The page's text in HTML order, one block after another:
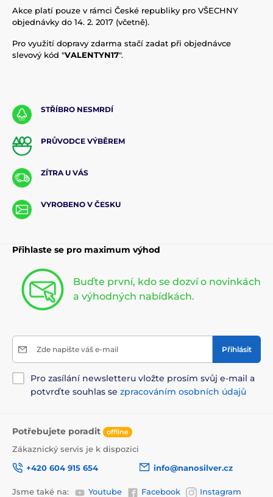
Akce platí pouze v rámci České republiky pro VŠECHNY
objednávky do 14. 2. 2017 (včetně).
Pro využití dopravy zdarma stačí zadat při objednávce
slevový kód "VALENTYN17".
STŘÍBRO NESMRDÍ
PRŮVODCE VÝBĚREM
ZÍTRA U VÁS
VYROBENO V ČESKU
Přihlaste se pro maximum výhod
Buďte první, kdo se dozví o novinkách
a výhodných nabídkách.
Zde napište váš e-mail Přihlásit
Pro zasílání newsletteru vložte prosím svůj e-mail a
potvrďte souhlas se zpracováním osobních údajů
Potřebujete poradit offline
Zákaznický servis je k dispozici
+420 604 915 654
info@nanosilver.cz
Jsme také na: Youtube Facebook Instagram